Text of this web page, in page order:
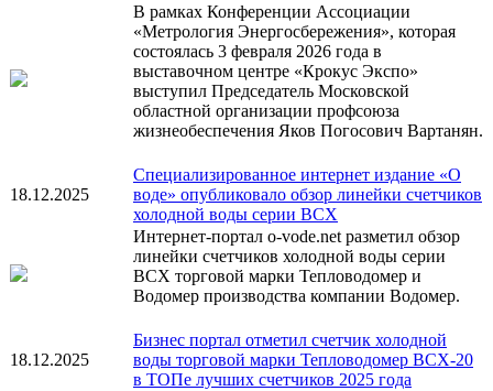
В рамках Конференции Ассоциации
«Метрология Энергосбережения», которая
состоялась 3 февраля 2026 года в
выставочном центре «Крокус Экспо»
выступил Председатель Московской
областной организации профсоюза
жизнеобеспечения Яков Погосович Вартанян.
18.12.2025
Специализированное интернет издание «О
воде» опубликовало обзор линейки счетчиков
холодной воды серии ВСХ
Интернет-портал o-vode.net разметил обзор
линейки счетчиков холодной воды серии
ВСХ торговой марки Тепловодомер и
Водомер производства компании Водомер.
18.12.2025
Бизнес портал отметил счетчик холодной
воды торговой марки Тепловодомер ВСХ-20
в ТОПе лучших счетчиков 2025 года